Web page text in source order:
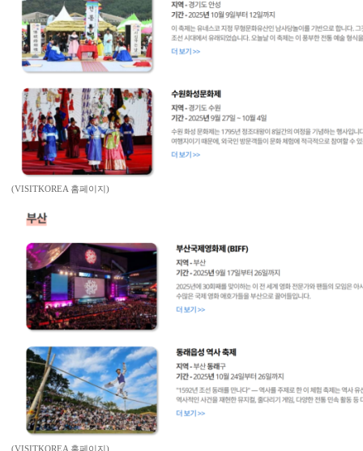
(VISITKOREA 홈페이지)
(VISITKOREA 홈페이지)